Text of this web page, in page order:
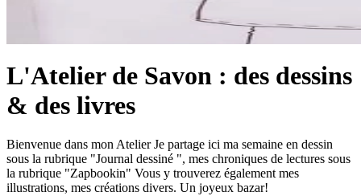
L'Atelier de Savon : des dessins
& des livres
Bienvenue dans mon Atelier Je partage ici ma semaine en dessin
sous la rubrique "Journal dessiné ", mes chroniques de lectures sous
la rubrique "Zapbookin" Vous y trouverez également mes
illustrations, mes créations divers. Un joyeux bazar!